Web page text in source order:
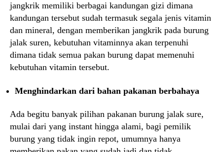
jangkrik memiliki berbagai kandungan gizi dimana
kandungan tersebut sudah termasuk segala jenis vitamin
dan mineral, dengan memberikan jangkrik pada burung
jalak suren, kebutuhan vitaminnya akan terpenuhi
dimana tidak semua pakan burung dapat memenuhi
kebutuhan vitamin tersebut.
Menghindarkan dari bahan pakanan berbahaya
Ada begitu banyak pilihan pakanan burung jalak sure,
mulai dari yang instant hingga alami, bagi pemilik
burung yang tidak ingin repot, umumnya hanya